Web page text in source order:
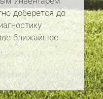
доберется до
ближайшее